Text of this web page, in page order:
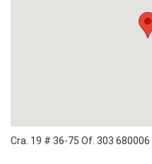
Cra. 19 # 36-75 Of. 303 680006